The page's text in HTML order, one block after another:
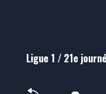
Ligue 1 / 21e